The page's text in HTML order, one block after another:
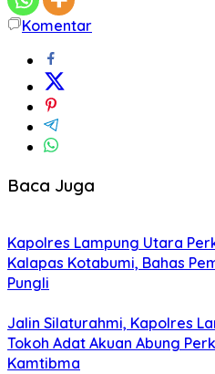
Komentar
Baca Juga
Kapolres Lampung Utara
Kalapas Kotabumi, Bahas
Pungli
Jalin Silaturahmi, Kapolres
Tokoh Adat Akuan Abung
Kamtibma